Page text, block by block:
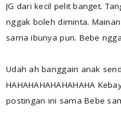
JG dari kecil pelit banget.
nggak boleh diminta.
sama ibunya pun. Bebe
Udah ah banggain anak
HAHAHAHAHAHAHAHA
postingan ini sama Bebe